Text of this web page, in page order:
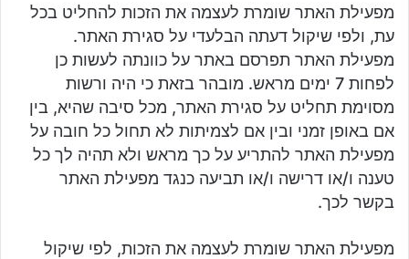
מפעילת האתר שומרת לעצמה את הזכות להחליט בכל
עת, ולפי שיקול דעתה הבלעדי על סגירת האתר.
מפעילת האתר תפרסם באתר על כוונתה לעשות כן
לפחות 7 ימים מראש. מובהר בזאת כי היה ורשות
מסוימת תחליט על סגירת האתר, מכל סיבה שהיא, בין
אם באופן זמני ובין אם לצמיתות לא תחול כל חובה על
מפעילת האתר להתריע על כך מראש ולא תהיה לך כל
טענה ו/או דרישה ו/או תביעה כנגד מפעילת האתר
בקשר לכך.
מפעילת האתר שומרת לעצמה את הזכות, לפי שיקול